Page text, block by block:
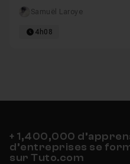
Samuël Laroye
4h08
+ 1,400,000
d’entreprises se
sur Tuto.com